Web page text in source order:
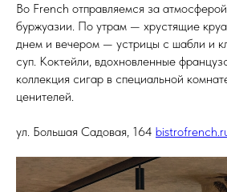
Во French отправляемся за
буржуазии. По утрам — хрустящие
днем и вечером — устрицы с шабли и
суп. Коктейли, вдохновленные
коллекция сигар в специальной
ценителей.
ул. Большая Садовая, 164